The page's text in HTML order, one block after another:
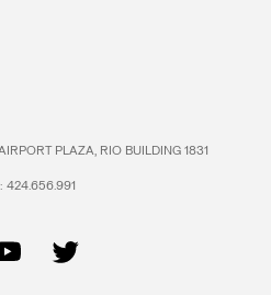
PLAZA, RIO BUILDING 1831
424.656.991